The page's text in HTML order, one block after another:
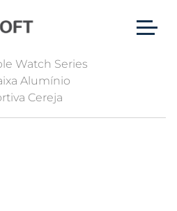
Watch Series
Alumínio
Cereja